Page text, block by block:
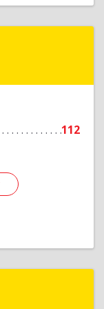
112
Профи
Подробнее